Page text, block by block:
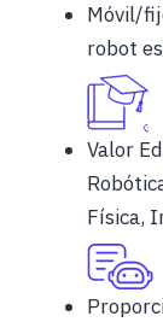
Móvil/
robot
Valor
Física,